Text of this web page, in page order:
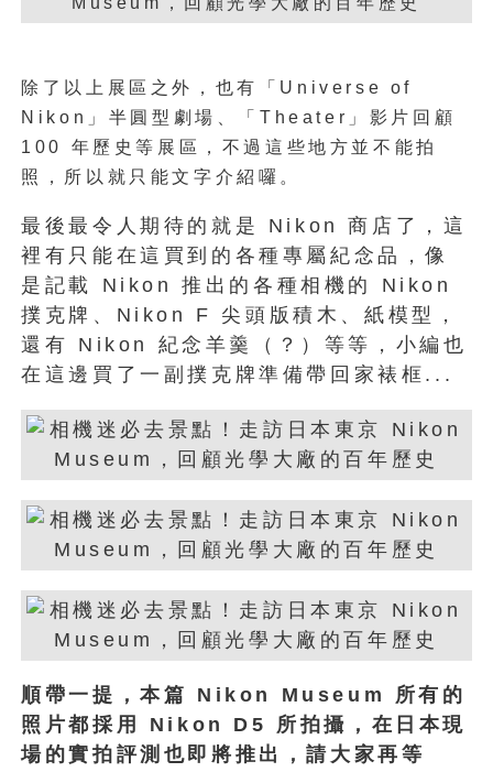
除了以上展區之外，也有「Universe of
Nikon」半圓型劇場、「Theater」影片回顧
100 年歷史等展區，不過這些地方並不能拍
照，所以就只能文字介紹囉。
最後最令人期待的就是 Nikon 商店了，這
裡有只能在這買到的各種專屬紀念品，像
是記載 Nikon 推出的各種相機的 Nikon
撲克牌、Nikon F 尖頭版積木、紙模型，
還有 Nikon 紀念羊羹（？）等等，小編也
在這邊買了一副撲克牌準備帶回家裱框...
順帶一提，本篇 Nikon Museum 所有的
照片都採用 Nikon D5 所拍攝，在日本現
場的實拍評測也即將推出，請大家再等